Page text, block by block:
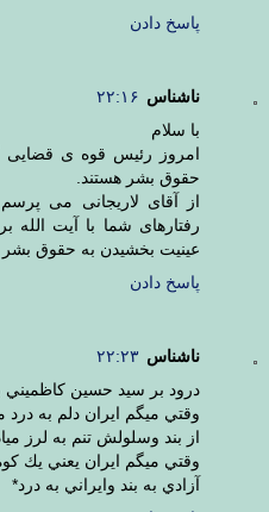
پاسخ دادن
ناشناس ۲۲:۱۶
با سلام
امروز رئیس قوه ی
حقوق بشر هستند.
از آقای لاریجانی می
رفتارهای شما با آیت الله
عینیت بخشیدن به حقوق
پاسخ دادن
ناشناس ۲۲:۲۳
درود بر سيد حسين كاظميني
وقتي ميگم ايران دلم به درد
از بند وسلولش تنم به لرز
وقتي ميگم ايران يعني يك
آزادي به بند وايراني به درد*